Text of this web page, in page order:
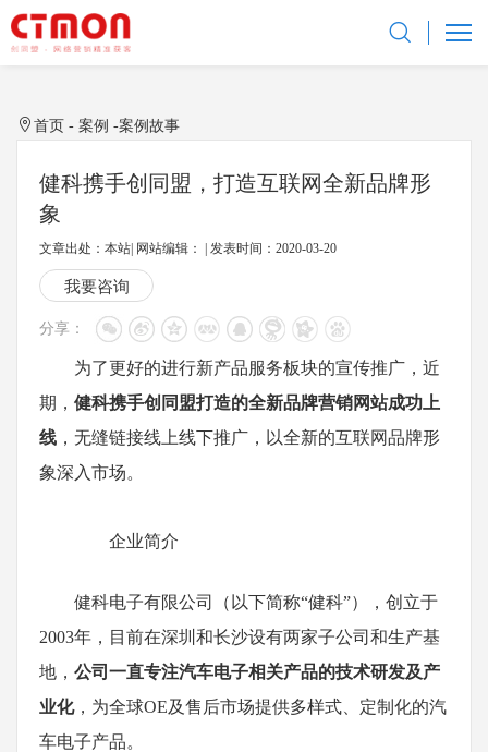
首页 - 案例 -案例故事
健科携手创同盟，打造互联网全新品牌形
象
文章出处：本站| 网站编辑： | 发表时间：2020-03-20
我要咨询
分享：
为了更好的进行新产品服务板块的宣传推广，近
期， 健科携手创同盟打造的全新品牌营销网站成功上
线 ，无缝链接线上线下推广，以全新的互联网品牌形
象深入市场。
企业简介
健科电子有限公司（以下简称“健科”），创立于
2003年，目前在深圳和长沙设有两家子公司和生产基
地， 公司一直专注汽车电子相关产品的技术研发及产
业化，为全球OE及售后市场提供多样式、定制化的汽
车电子产品。